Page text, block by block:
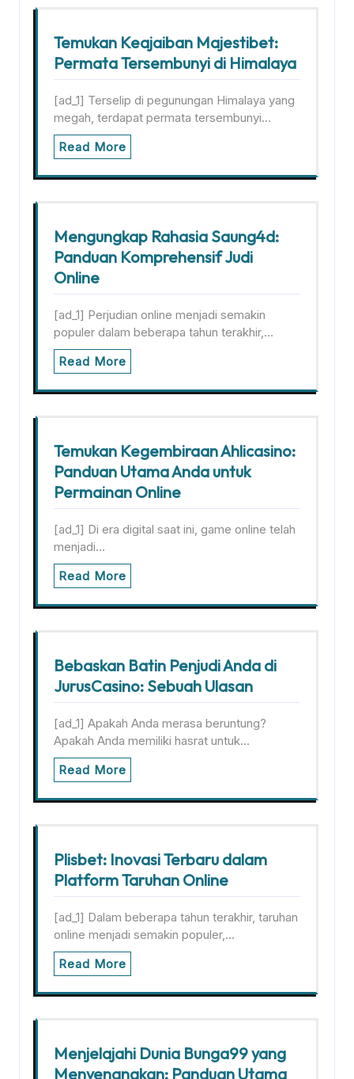
Temukan Keajaiban Majestibet:
Permata Tersembunyi di Himalaya
[ad_1] Terselip di pegunungan Himalaya yang
megah, terdapat permata tersembunyi…
Read More
Mengungkap Rahasia Saung4d:
Panduan Komprehensif Judi
Online
[ad_1] Perjudian online menjadi semakin
populer dalam beberapa tahun terakhir,…
Read More
Temukan Kegembiraan Ahlicasino:
Panduan Utama Anda untuk
Permainan Online
[ad_1] Di era digital saat ini, game online telah
menjadi…
Read More
Bebaskan Batin Penjudi Anda di
JurusCasino: Sebuah Ulasan
[ad_1] Apakah Anda merasa beruntung?
Apakah Anda memiliki hasrat untuk…
Read More
Plisbet: Inovasi Terbaru dalam
Platform Taruhan Online
[ad_1] Dalam beberapa tahun terakhir, taruhan
online menjadi semakin populer,…
Read More
Menjelajahi Dunia Bunga99 yang
Menyenangkan: Panduan Utama